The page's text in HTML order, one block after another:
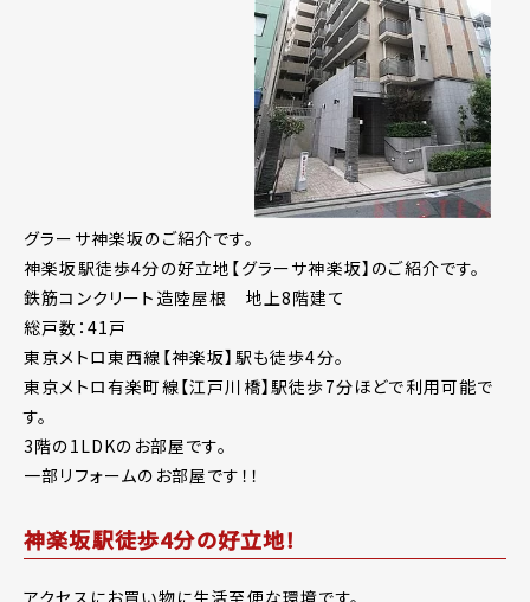
グラーサ神楽坂のご紹介です。
神楽坂駅徒歩4分の好立地【グラーサ神楽坂】のご紹介です。
鉄筋コンクリート造陸屋根 地上8階建て
総戸数：41戸
東京メトロ東西線【神楽坂】駅も徒歩4分。
東京メトロ有楽町線【江戸川橋】駅徒歩7分ほどで利用可能で
す。
3階の1LDKのお部屋です。
一部リフォームのお部屋です！！
神楽坂駅徒歩4分の好立地！
アクセスにお買い物に生活至便な環境です。